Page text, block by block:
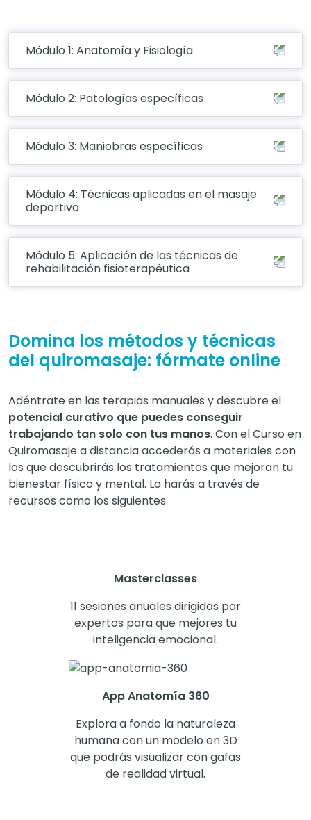
Módulo 1: Anatomía y Fisiología
Módulo 2: Patologías específicas
Módulo 3: Maniobras específicas
Módulo 4: Técnicas aplicadas en el masaje
deportivo
Módulo 5: Aplicación de las técnicas de
rehabilitación fisioterapéutica
Domina los métodos y técnicas
del quiromasaje: fórmate online
Adéntrate en las terapias manuales y descubre el
potencial curativo que puedes conseguir
trabajando tan solo con tus manos. Con el Curso en
Quiromasaje a distancia accederás a materiales con
los que descubrirás los tratamientos que mejoran tu
bienestar físico y mental. Lo harás a través de
recursos como los siguientes.
Masterclasses
11 sesiones anuales dirigidas por
expertos para que mejores tu
inteligencia emocional.
App Anatomía 360
Explora a fondo la naturaleza
humana con un modelo en 3D
que podrás visualizar con gafas
de realidad virtual.